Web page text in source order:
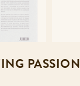
PASSION